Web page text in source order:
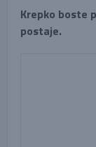
Krepko boste
postaje.